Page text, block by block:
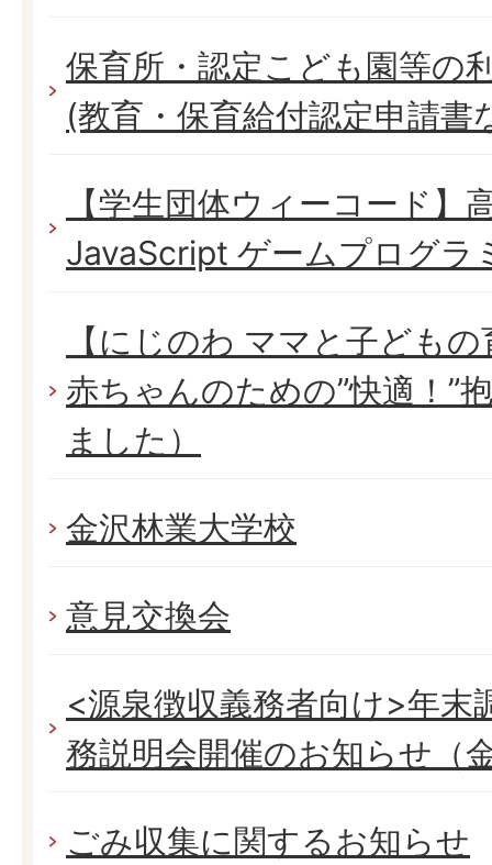
保育所・認定こども園等の
(教育・保育給付認定申請書
【学生団体ウィーコード】
JavaScript ゲームプログラ
【にじのわ ママと子ども
赤ちゃんのための”快適！”
ました）
金沢林業大学校
意見交換会
<源泉徴収義務者向け>年末
務説明会開催のお知らせ（
ごみ収集に関するお知らせ